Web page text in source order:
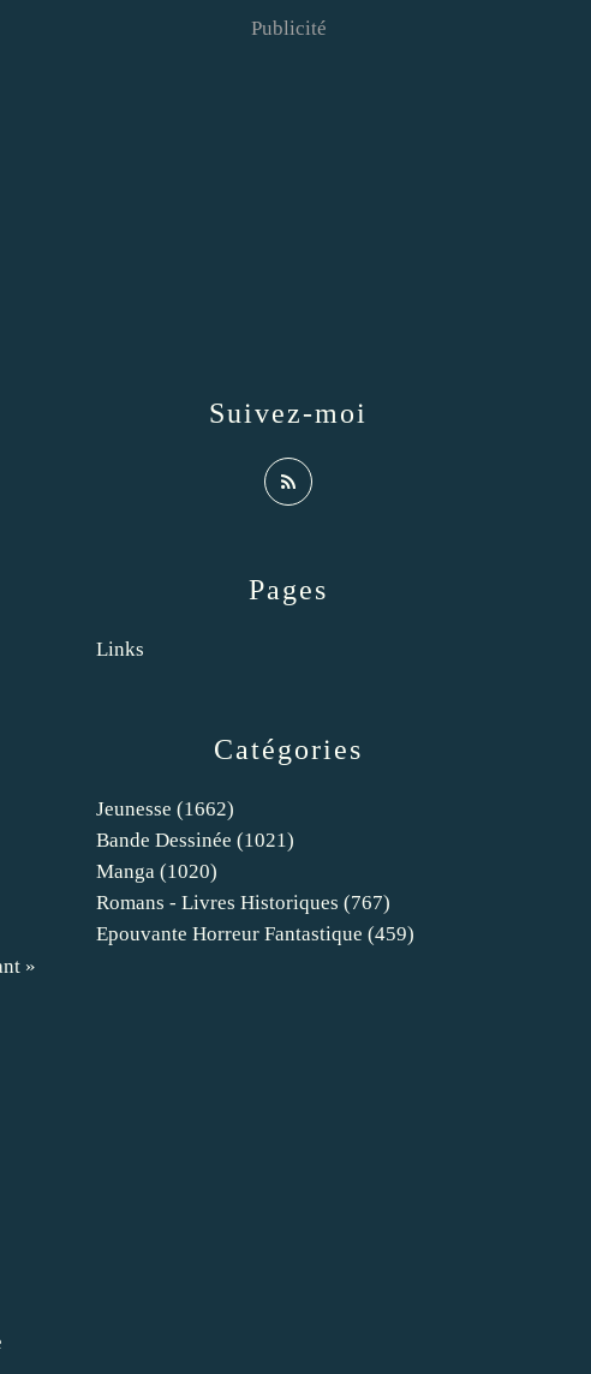
»
Catégories
Jeunesse (1662)
Bande Dessinée (1021)
Manga (1020)
Romans - Livres Historiques (767)
Epouvante Horreur Fantastique (459)
Pages
Links
Suivez-moi
Publicité